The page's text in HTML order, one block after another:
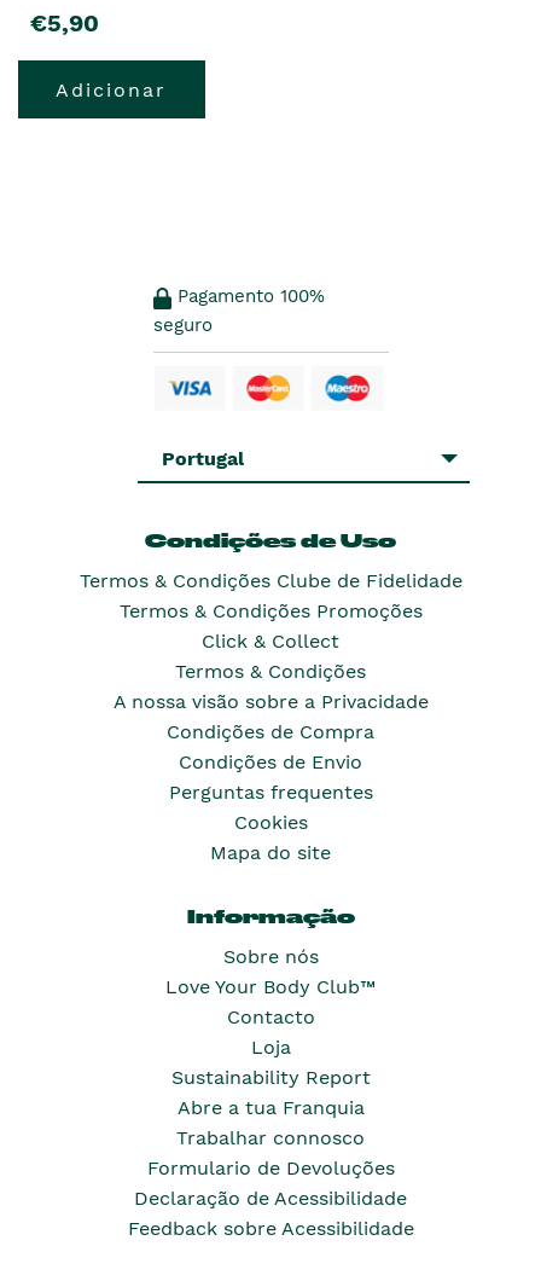
€5,90
Adicionar
Pagamento 100%
seguro
Portugal
Condições de Uso
Termos & Condições Clube de Fidelidade
Termos & Condições Promoções
Click & Collect
Termos & Condições
A nossa visão sobre a Privacidade
Condições de Compra
Condições de Envio
Perguntas frequentes
Cookies
Mapa do site
Informação
Sobre nós
Love Your Body Club™
Contacto
Loja
Sustainability Report
Abre a tua Franquia
Trabalhar connosco
Formulario de Devoluções
Declaração de Acessibilidade
Feedback sobre Acessibilidade